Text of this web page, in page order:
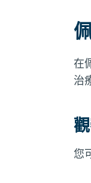
在
治
您